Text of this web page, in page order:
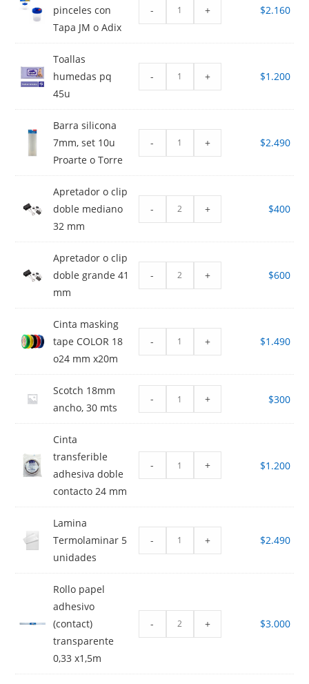
pinceles con
Tapa JM o Adix
- + $2.160
Toallas
humedas pq
45u
- + $1.200
Barra silicona
7mm, set 10u
Proarte o Torre
- + $2.490
Apretador o clip
doble mediano
32 mm
- + $400
Apretador o clip
doble grande 41
mm
- + $600
Cinta masking
tape COLOR 18
o24 mm x20m
- + $1.490
Scotch 18mm
ancho, 30 mts
- + $300
Cinta
transferible
adhesiva doble
contacto 24 mm
- + $1.200
Lamina
Termolaminar 5
unidades
- + $2.490
Rollo papel
adhesivo
(contact)
transparente
0,33 x1,5m
- + $3.000